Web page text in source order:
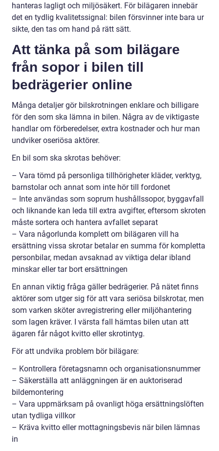
hanteras lagligt och miljösäkert. För bilägaren innebär
det en tydlig kvalitetssignal: bilen försvinner inte bara ur
sikte, den tas om hand på rätt sätt.
Att tänka på som bilägare
från sopor i bilen till
bedrägerier online
Många detaljer gör bilskrotningen enklare och billigare
för den som ska lämna in bilen. Några av de viktigaste
handlar om förberedelser, extra kostnader och hur man
undviker oseriösa aktörer.
En bil som ska skrotas behöver:
– Vara tömd på personliga tillhörigheter kläder, verktyg,
barnstolar och annat som inte hör till fordonet
– Inte användas som soprum hushållssopor, byggavfall
och liknande kan leda till extra avgifter, eftersom skroten
måste sortera och hantera avfallet separat
– Vara någorlunda komplett om bilägaren vill ha
ersättning vissa skrotar betalar en summa för kompletta
personbilar, medan avsaknad av viktiga delar ibland
minskar eller tar bort ersättningen
En annan viktig fråga gäller bedrägerier. På nätet finns
aktörer som utger sig för att vara seriösa bilskrotar, men
som varken sköter avregistrering eller miljöhantering
som lagen kräver. I värsta fall hämtas bilen utan att
ägaren får något kvitto eller skrotintyg.
För att undvika problem bör bilägare:
– Kontrollera företagsnamn och organisationsnummer
– Säkerställa att anläggningen är en auktoriserad
bildemontering
– Vara uppmärksam på ovanligt höga ersättningslöften
utan tydliga villkor
– Kräva kvitto eller mottagningsbevis när bilen lämnas
in